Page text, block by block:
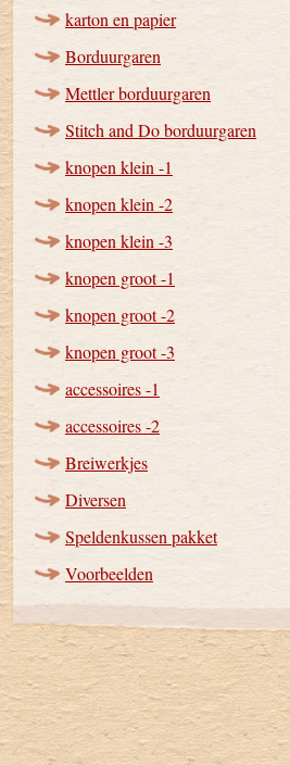
karton en papier
Borduurgaren
Mettler borduurgaren
Stitch and Do borduurgaren
knopen klein -1
knopen klein -2
knopen klein -3
knopen groot -1
knopen groot -2
knopen groot -3
accessoires -1
accessoires -2
Breiwerkjes
Diversen
Speldenkussen pakket
Voorbeelden